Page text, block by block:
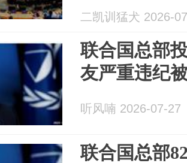
二凯训猛犬 2026-
联合国总部
友严重违纪
听风喃 2026-07-27
联合国总部